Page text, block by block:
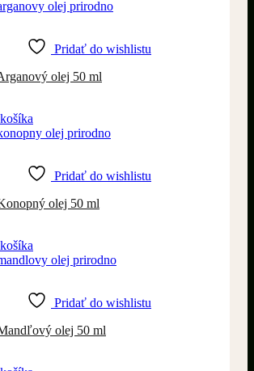
Pridať do wishlistu
olej 50 ml
Pridať do wishlistu
olej 50 ml
Pridať do wishlistu
olej 50 ml